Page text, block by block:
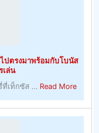
ปตรงมาพร้อมกับโบนัส
เล่น
เท็กซัส ... Read Moreabout
การ
เดิม